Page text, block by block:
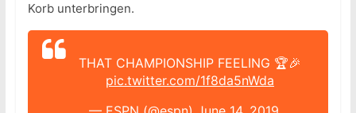
Korb unterbringen.
THAT CHAMPIONSHIP FEELING 🏆🎉
pic.twitter.com/1f8da5nWda